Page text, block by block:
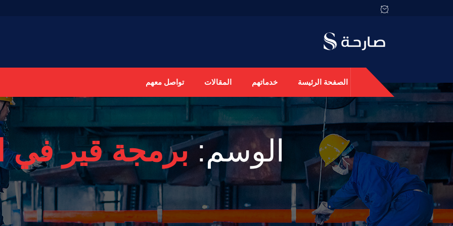
الصفحة الرئيسة خدماتهم المقالات تواصل معهم
الوسم:برمجة قير في